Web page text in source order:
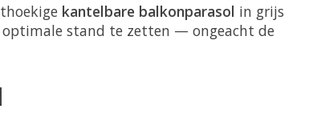
kantelbare balkonparasol in grijs
optimale stand te zetten — ongeacht de